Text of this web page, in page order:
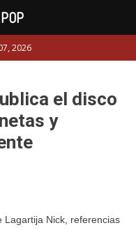
2026
el disco
y
Lagartija Nick, referencias